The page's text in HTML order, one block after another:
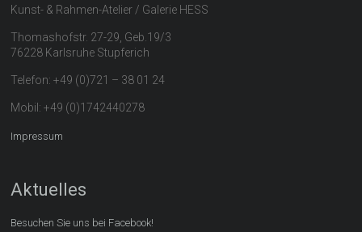
Kunst- & Rahmen-Atelier / Galerie HESS
Thomashofstr. 27-29, Geb.19/3
76228 Karlsruhe Stupferich
Telefon: +49 (0)721 – 38 01 24
Mobil: +49 (0)1742440278
Impressum
Aktuelles
Besuchen Sie uns bei Facebook!